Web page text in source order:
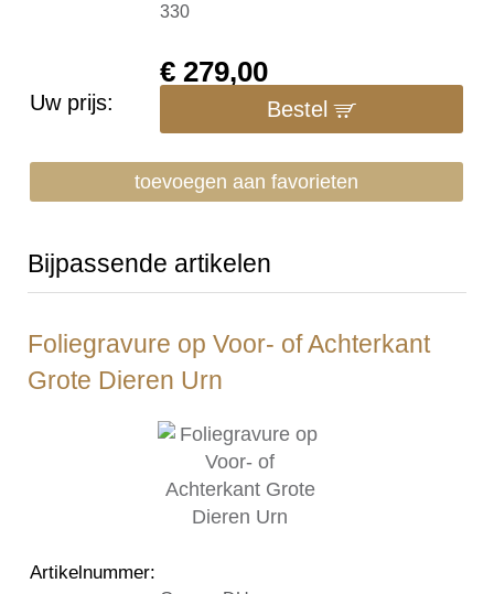
330
Uw prijs:
€279,00
Bestel
toevoegen aan favorieten
Bijpassende artikelen
Foliegravure op Voor- of Achterkant
Grote Dieren Urn
Artikelnummer: